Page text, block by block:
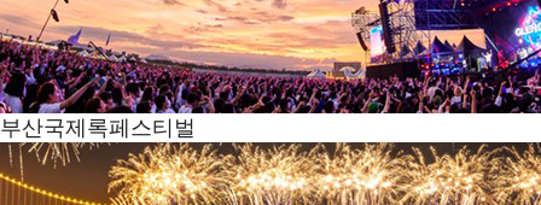
부산국제록페스티벌